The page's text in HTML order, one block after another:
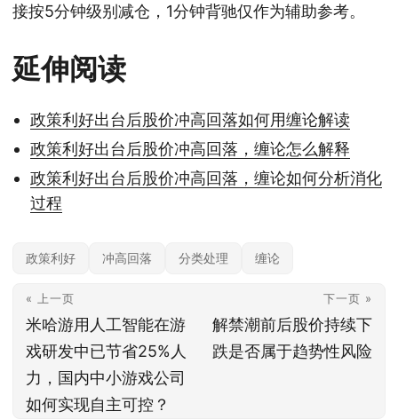
接按5分钟级别减仓，1分钟背驰仅作为辅助参考。
延伸阅读
政策利好出台后股价冲高回落如何用缠论解读
政策利好出台后股价冲高回落，缠论怎么解释
政策利好出台后股价冲高回落，缠论如何分析消化
过程
政策利好 冲高回落 分类处理 缠论
« 上一页
米哈游用人工智能在游
戏研发中已节省25%人
力，国内中小游戏公司
如何实现自主可控？
下一页 »
解禁潮前后股价持续下
跌是否属于趋势性风险